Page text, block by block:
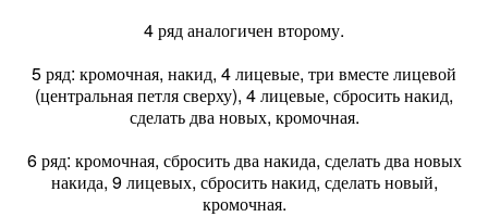
4 ряд аналогичен второму.
5 ряд: кромочная, накид, 4 лицевые, три вместе лицевой
(центральная петля сверху), 4 лицевые, сбросить накид,
сделать два новых, кромочная.
6 ряд: кромочная, сбросить два накида, сделать два новых
накида, 9 лицевых, сбросить накид, сделать новый,
кромочная.